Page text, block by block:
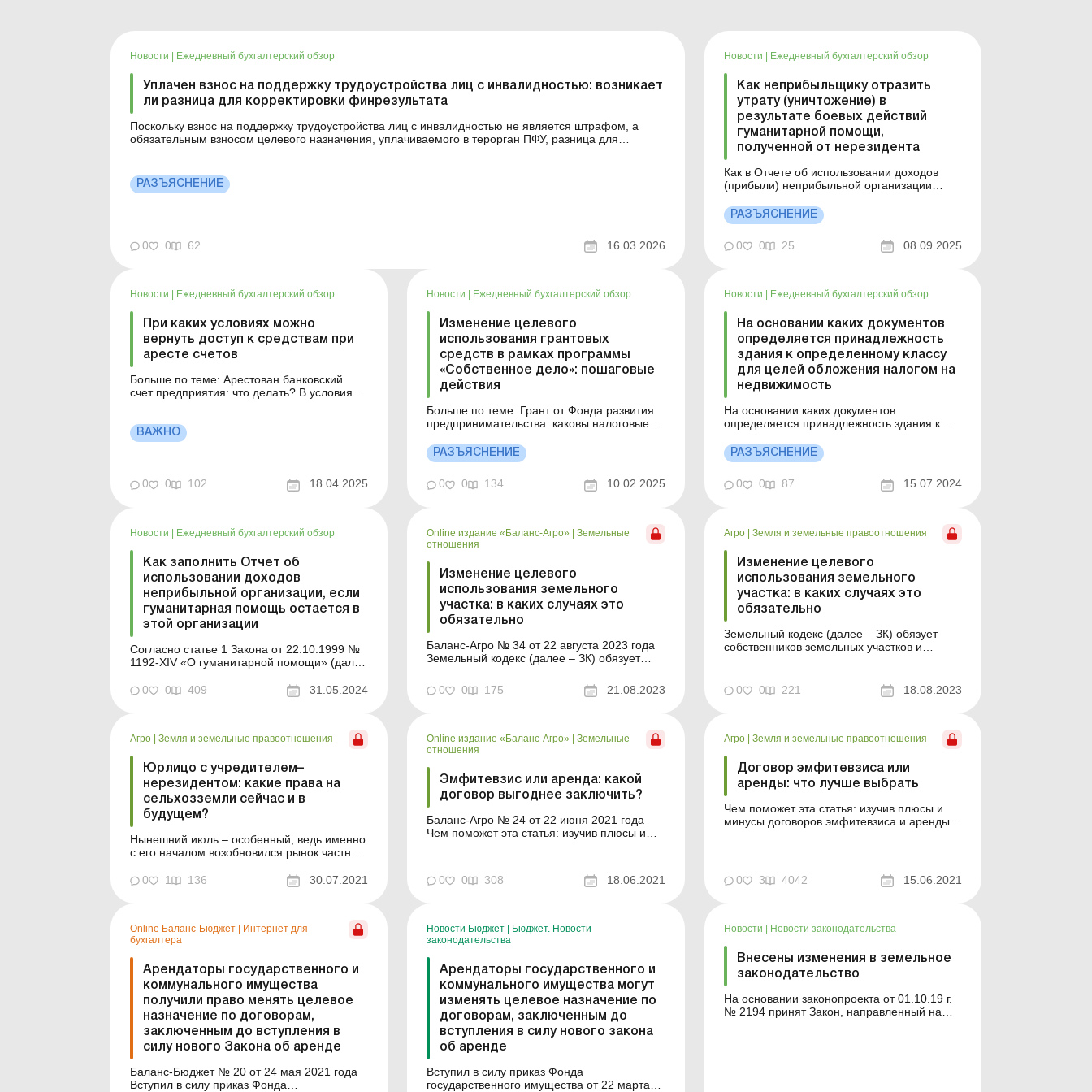
Новости Ежедневный бухгалтерский обзор
Уплачен взнос на поддержку трудоустройства лиц с инвалидностью: возникает
ли разница для корректировки финрезультата
Поскольку взнос на поддержку трудоустройства лиц с инвалидностью не является штрафом, а
обязательным взносом целевого назначения, уплачиваемого в терорган ПФУ, разница для
РАЗЪЯСНЕНИЕ
0 0 62 16.03.2026
Новости Ежедневный бухгалтерский обзор
Как неприбыльщику отразить
утрату (уничтожение) в
результате боевых действий
гуманитарной помощи,
полученной от нерезидента
Как в Отчете об использовании доходов
(прибыли) неприбыльной организации
вооруженной агрессии российской
федерации гуманитарной помощи,
полученной от нерезидента?. Больше по
теме: Имущество субъектов хозяйствования
РАЗЪЯСНЕНИЕ
0 0 25 08.09.2025
Новости Ежедневный бухгалтерский обзор
При каких условиях можно
вернуть доступ к средствам при
аресте счетов
Больше по теме: Арестован банковский
счет предприятия: что делать? В условиях
для каждого гражданина. Однако иногда
возникают ситуации, когда банковские счета
ВАЖНО
0 0 102 18.04.2025
Новости Ежедневный бухгалтерский обзор
Изменение целевого
использования грантовых
средств в рамках программы
«Собственное дело»: пошаговые
действия
Больше по теме: Грант от Фонда развития
предпринимательства: каковы налоговые
«Собственное дело» реализуется
Минэкономики и Государственной службой
занятости. Она дает возможность
предпринимателям получить грант на
РАЗЪЯСНЕНИЕ
0 0 134 10.02.2025
Новости Ежедневный бухгалтерский обзор
На основании каких документов
определяется принадлежность
здания к определенному классу
для целей обложения налогом на
недвижимость
На основании каких документов
определяется принадлежность здания к
здания», «Нежилые сельскохозяйственные
здания» и т. п.) для целей обложения
налогом на недвижимое имущество,
отличное от земельного участка? В
РАЗЪЯСНЕНИЕ
0 0 87 15.07.2024
Новости | Ежедневный бухгалтерский обзор
Как заполнить Отчет об
использовании доходов
неприбыльной организации, если
гуманитарная помощь остается в
этой организации
Согласно статье 1 Закона от 22.10.1999 №
1192-XIV «О гуманитарной помощи» (далее
целевая адресная безвозмездная помощь в
денежной или натуральной форме, в виде
добровольных пожертвований, или в виде
вып...
0 0 409 31.05.2024
Online издание «Баланс-Агро» | Земельные
отношения
Изменение целевого
использования земельного
участка: в каких случаях это
обязательно
Баланс-Агро № 34 от 22 августа 2023 года
Земельный кодекс (далее – ЗК) обязует
землепользователей использовать и
обеспечивать их использование по
планирует использовать его не по це...
0 0 175 21.08.2023
Агро | Земля и земельные правоотношения
Изменение целевого
использования земельного
участка: в каких случаях это
обязательно
Земельный кодекс (далее – ЗК) обязует
собственников земельных участков и
целевому назначению (ч. 1 ст. 91, ч. 1 ст.
96). Если собственник земельного участка
0 0 221 18.08.2023
Агро | Земля и земельные правоотношения
Юрлицо с учредителем–
нерезидентом: какие права на
сельхозземли сейчас и в
будущем?
Нынешний июль – особенный, ведь именно
с его началом возобновился рынок частных
которых длился почти 20 лет. Но снятие
моратория –только одна из граней
проанализируем: как коснулись изм...
0 1 136 30.07.2021
Online издание «Баланс-Агро» | Земельные
отношения
Эмфитевзис или аренда: какой
договор выгоднее заключить?
Баланс-Агро № 24 от 22 июня 2021 года
Чем поможет эта статья: изучив плюсы и
пользование земельный участок, смогут
выбрать подходящий для них вариант.
0 0 308 18.06.2021
Агро | Земля и земельные правоотношения
Договор эмфитевзиса или
аренды: что лучше выбрать
Чем поможет эта статья: изучив плюсы и
минусы договоров эмфитевзиса и аренды,
Подробнее о заключении договора
эмфитевзиса в 2021 году см. «Как в этом
0 3 4042 15.06.2021
Online Баланс-Бюджет
Интернет для
бухгалтера
Арендаторы государственного и
коммунального имущества
получили право менять целевое
назначение по договорам,
заключенным до вступления в
силу нового Закона об аренде
Баланс-Бюджет № 20 от 24 мая 2021 года
Вступил в силу приказ Фонда
Новости Бюджет
Бюджет. Новости
законодательства
Арендаторы государственного и
коммунального имущества могут
изменять целевое назначение по
договорам, заключенным до
вступления в силу нового закона
об аренде
Вступил в силу приказ Фонда
государственного имущества от 22 марта
Новости Новости законодательства
Внесены изменения в земельное
законодательство
На основании законопроекта от 01.10.19 г.
№ 2194 принят Закон, направленный на